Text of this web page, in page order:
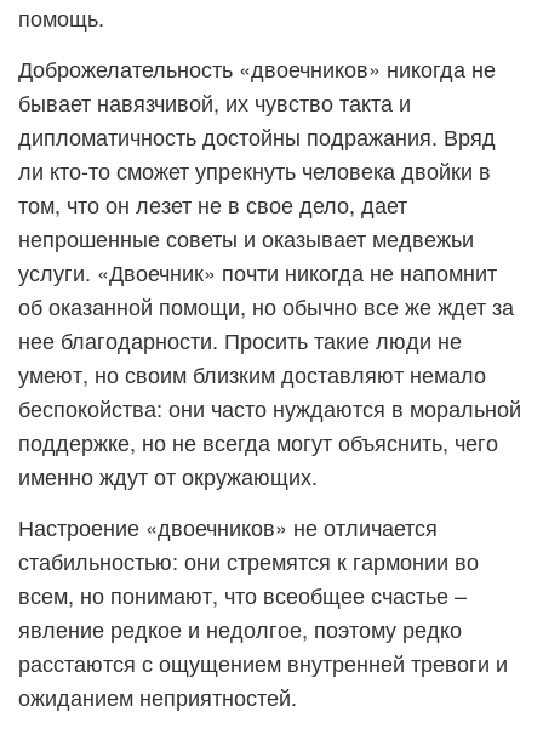
помощь.
Доброжелательность «двоечников» никогда не
бывает навязчивой, их чувство такта и
дипломатичность достойны подражания. Вряд
ли кто-то сможет упрекнуть человека двойки в
том, что он лезет не в свое дело, дает
непрошенные советы и оказывает медвежьи
услуги. «Двоечник» почти никогда не напомнит
об оказанной помощи, но обычно все же ждет за
нее благодарности. Просить такие люди не
умеют, но своим близким доставляют немало
беспокойства: они часто нуждаются в моральной
поддержке, но не всегда могут объяснить, чего
именно ждут от окружающих.
Настроение «двоечников» не отличается
стабильностью: они стремятся к гармонии во
всем, но понимают, что всеобщее счастье –
явление редкое и недолгое, поэтому редко
расстаются с ощущением внутренней тревоги и
ожиданием неприятностей.